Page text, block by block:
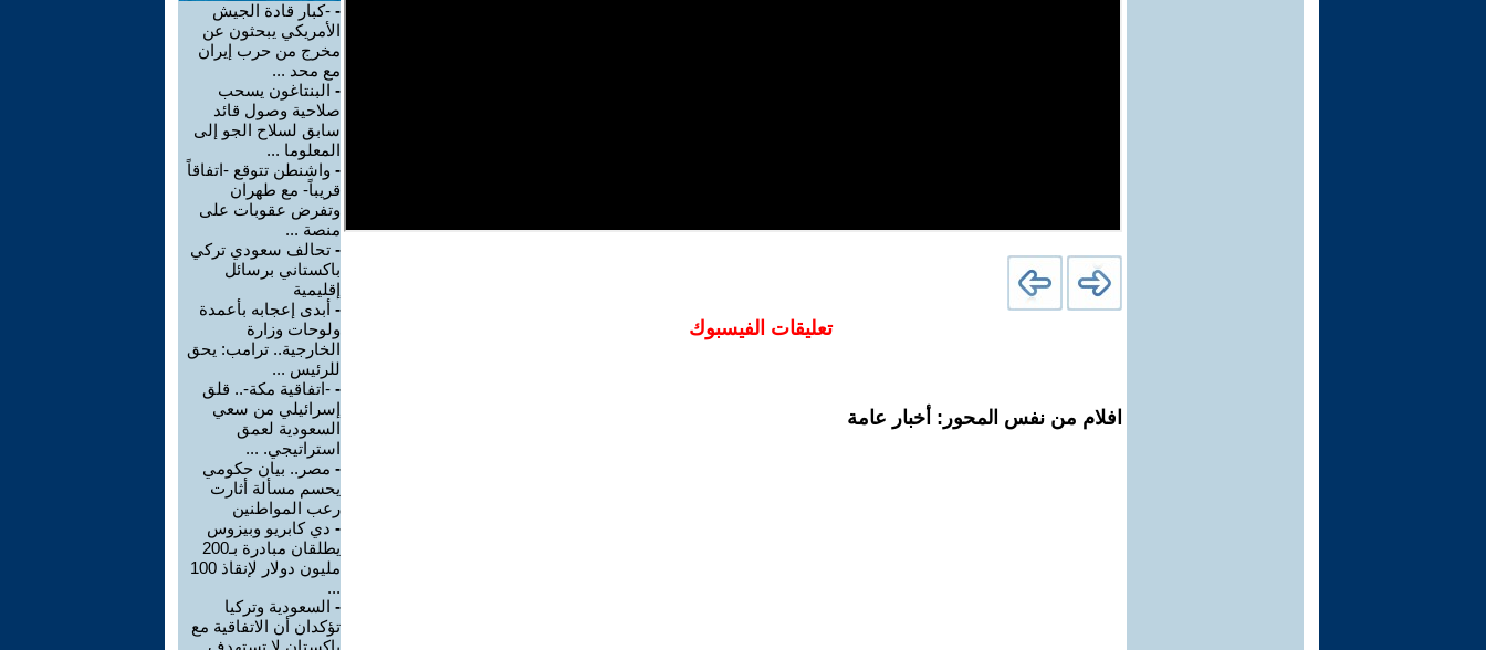
تعليقات الفيسبوك
افلام من نفس المحور: أخبار عامة
- -كبار قادة الجيش
الأمريكي يبحثون عن
مخرج من حرب إيران
مع محد ...
- البنتاغون يسحب
صلاحية وصول قائد
سابق لسلاح الجو إلى
المعلوما ...
- واشنطن تتوقع -اتفاقاً
قريباً- مع طهران
وتفرض عقوبات على
منصة ...
- تحالف سعودي تركي
باكستاني برسائل
إقليمية
- أبدى إعجابه بأعمدة
ولوحات وزارة
الخارجية.. ترامب: يحق
للرئيس ...
- -اتفاقية مكة-.. قلق
إسرائيلي من سعي
السعودية لعمق
استراتيجي. ...
- مصر.. بيان حكومي
يحسم مسألة أثارت
رعب المواطنين
- دي كابريو وبيزوس
يطلقان مبادرة بـ200
مليون دولار لإنقاذ 100
...
- السعودية وتركيا
تؤكدان أن الاتفاقية مع
باكستان لا تستهدف